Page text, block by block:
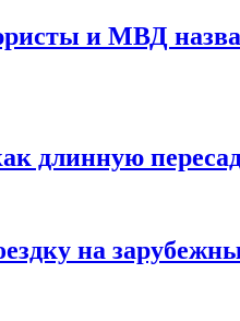
и МВД
длинную
на